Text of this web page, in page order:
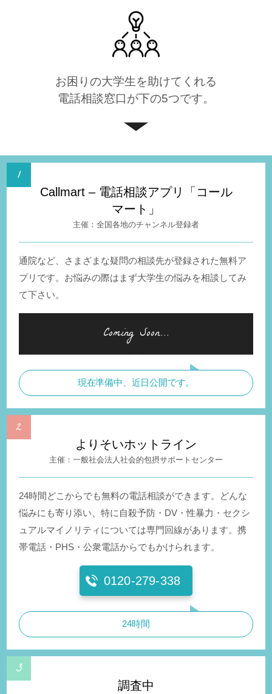
お困りの大学生を助けてくれる
電話相談窓口が下の5つです。
Callmart – 電話相談アプリ「コール
マート」
全国各地のチャンネル登録者
通院など、さまざまな疑問の相談先が登録された無料ア
プリです。お悩みの際はまず大学生の悩みを相談してみ
て下さい。
現在準備中、近日公開です。
よりそいホットライン
一般社会法人社会的包摂サポートセンター
24時間どこからでも無料の電話相談ができます。どんな
悩みにも寄り添い、特に自殺予防・DV・性暴力・セクシ
ュアルマイノリティについては専門回線があります。携
帯電話・PHS・公衆電話からでもかけられます。
0120-279-338
24時間
調査中